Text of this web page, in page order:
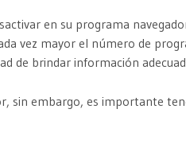
en su programa
vez mayor el número de
de brindar información
sin embargo, es importante